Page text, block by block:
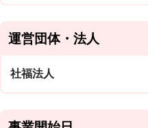
運営団体・法人
社福法人